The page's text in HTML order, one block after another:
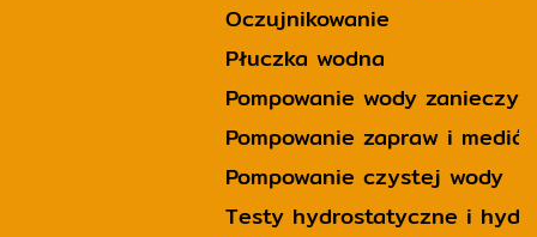
Oczujnikowanie
Płuczka wodna
Pompowanie wody
Pompowanie zapraw i
Pompowanie czystej wody
Testy hydrostatyczne i